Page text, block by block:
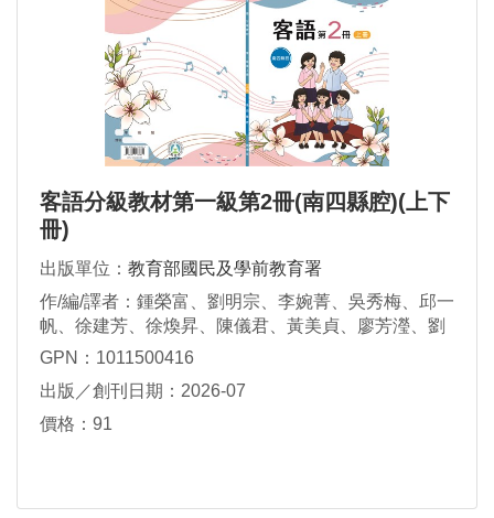
客語分級教材第一級第2冊(南四縣腔)(上下
冊)
出版單位： 教育部國民及學前教育署
作/編/譯者：鍾榮富、劉明宗、李婉菁、吳秀梅、邱一
帆、徐建芳、徐煥昇、陳儀君、黃美貞、廖芳瀅、劉
瑋真、賴維凱、鍾秀鳳、謝素華、謝杰雄、羅金枝
GPN：1011500416
出版／創刊日期：2026-07
價格：91